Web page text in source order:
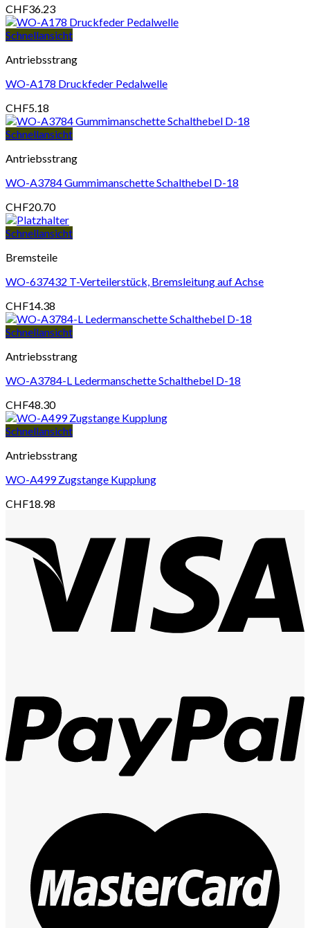
CHF36.23
Schnellansicht
Antriebsstrang
WO-A178 Druckfeder Pedalwelle
CHF5.18
Schnellansicht
Antriebsstrang
WO-A3784 Gummimanschette Schalthebel D-18
CHF20.70
Schnellansicht
Bremsteile
WO-637432 T-Verteilerstück, Bremsleitung auf Achse
CHF14.38
Schnellansicht
Antriebsstrang
WO-A3784-L Ledermanschette Schalthebel D-18
CHF48.30
Schnellansicht
Antriebsstrang
WO-A499 Zugstange Kupplung
CHF18.98